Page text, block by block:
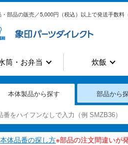
部品の販売／5,000円（税込）以上で発送手数料
筒・お弁当 炊飯
本体製品から探す 部品から
本体品番の探し方※部品の注文間違いが